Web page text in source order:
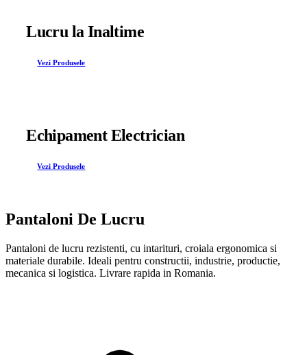
Lucru la Inaltime
Vezi Produsele
Echipament Electrician
Vezi Produsele
Pantaloni De Lucru
Pantaloni de lucru rezistenti, cu intarituri, croiala ergonomica si
materiale durabile. Ideali pentru constructii, industrie, productie,
mecanica si logistica. Livrare rapida in Romania.